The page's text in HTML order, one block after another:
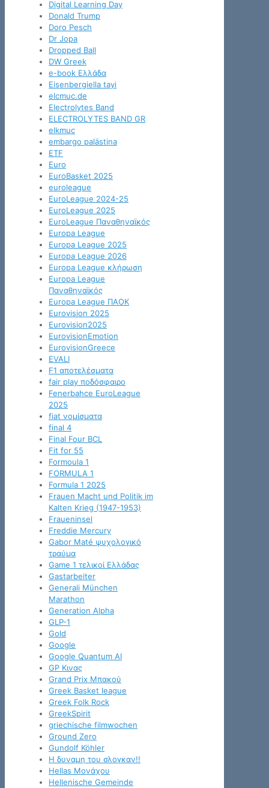
Digital Learning Day
Donald Trump
Doro Pesch
Dr Jopa
Dropped Ball
DW Greek
e-book Ελλάδα
Eisenbergiella tayi
elcmuc.de
Electrolytes Band
ELECTROLYTES BAND GR
elkmuc
embargo palästina
ETF
Euro
EuroBasket 2025
euroleague
EuroLeague 2024-25
EuroLeague 2025
EuroLeague Παναθηναϊκός
Europa League
Europa League 2025
Europa League 2026
Europa League κλήρωση
Europa League
Παναθηναϊκός
Europa League ΠΑΟΚ
Eurovision 2025
Eurovision2025
EurovisionEmotion
EurovisionGreece
EVALI
F1 αποτελέσματα
fair play ποδόσφαιρο
Fenerbahce EuroLeague
2025
fiat νομίσματα
final 4
Final Four BCL
Fit for 55
Formoula 1
FORMULA 1
Formula 1 2025
Frauen Macht und Politik im
Kalten Krieg (1947-1953)
Fraueninsel
Freddie Mercury
Gabor Maté ψυχολογικό
τραύμα
Game 1 τελικοί Ελλάδας
Gastarbeiter
Generali München
Marathon
Generation Alpha
GLP-1
Gold
Google
Google Quantum AI
GP Κινας
Grand Prix Μπακού
Greek Basket league
Greek Folk Rock
GreekSpirit
griechische filmwochen
Ground Zero
Gundolf Köhler
H δυναμη του σλογκαν!!
Hellas Μονάχου
Hellenische Gemeinde